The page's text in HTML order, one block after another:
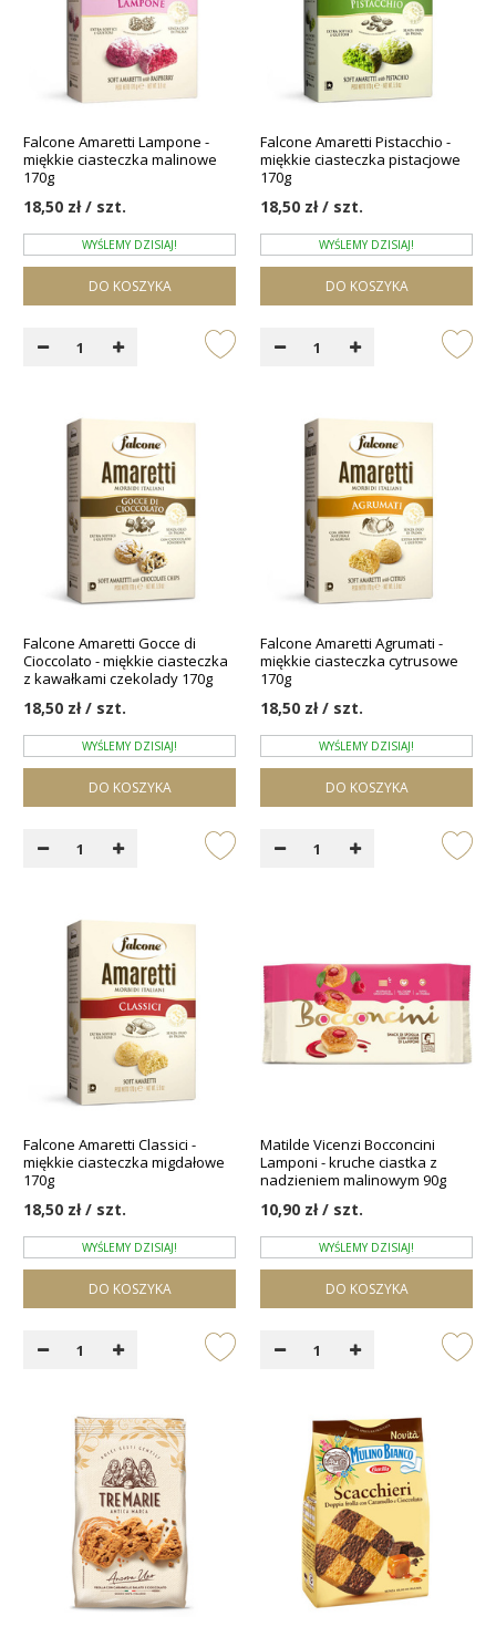
Falcone Amaretti Lampone -
miękkie ciasteczka malinowe
170g
18,50 zł / szt.
WYŚLEMY DZISIAJ!
DO KOSZYKA
Falcone Amaretti Pistacchio -
miękkie ciasteczka pistacjowe
170g
18,50 zł / szt.
WYŚLEMY DZISIAJ!
DO KOSZYKA
Falcone Amaretti Gocce di
Cioccolato - miękkie ciasteczka
z kawałkami czekolady 170g
18,50 zł / szt.
WYŚLEMY DZISIAJ!
DO KOSZYKA
Falcone Amaretti Agrumati -
miękkie ciasteczka cytrusowe
170g
18,50 zł / szt.
WYŚLEMY DZISIAJ!
DO KOSZYKA
Falcone Amaretti Classici -
miękkie ciasteczka migdałowe
170g
18,50 zł / szt.
WYŚLEMY DZISIAJ!
DO KOSZYKA
Matilde Vicenzi Bocconcini
Lamponi - kruche ciastka z
nadzieniem malinowym 90g
10,90 zł / szt.
WYŚLEMY DZISIAJ!
DO KOSZYKA